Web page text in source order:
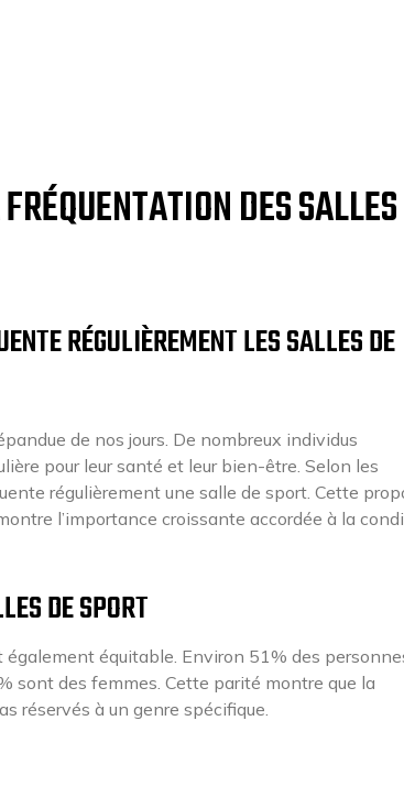
DES
RÉGULIÈREMENT LES SALLES DE
de nos jours. De nombreux individus
pour leur santé et leur bien-être. Selon les
régulièrement une salle de sport. Cette
l’importance croissante accordée à la
DE SPORT
équitable. Environ 51% des
sont des femmes. Cette parité montre que la
réservés à un genre spécifique.